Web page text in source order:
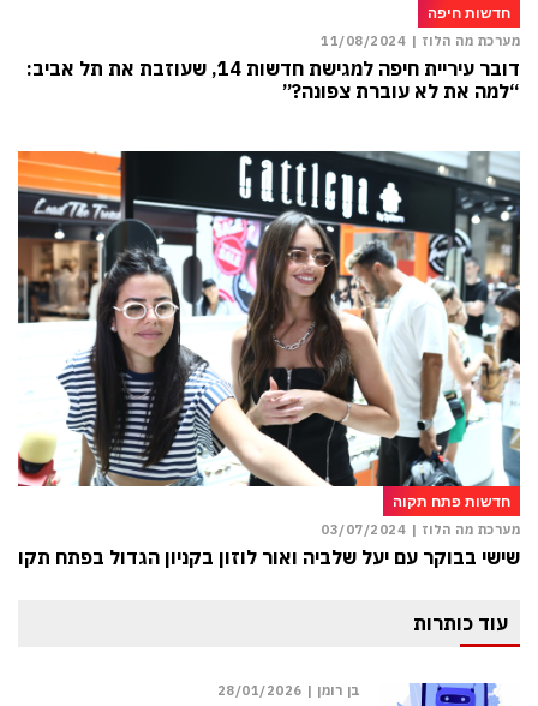
חדשות חיפה
מערכת מה הלוז | 11/08/2024
דובר עיריית חיפה למגישת חדשות 14, שעוזבת את תל אביב:
“למה את לא עוברת צפונה?”
חדשות פתח תקוה
מערכת מה הלוז | 03/07/2024
שישי בבוקר עם יעל שלביה ואור לוזון בקניון הגדול בפתח תקווה
עוד כותרות
בן רומן | 28/01/2026